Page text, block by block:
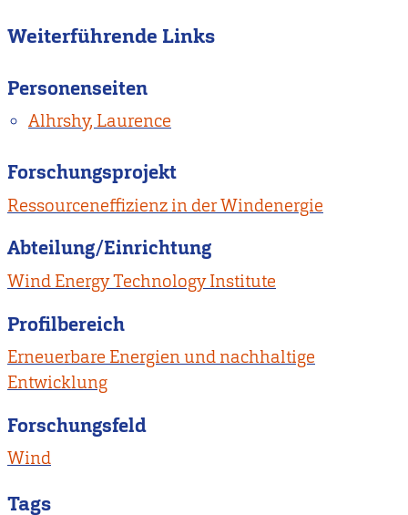
Weiterführende Links
Personenseiten
Alhrshy, Laurence
Forschungsprojekt
Ressourceneffizienz in der Windenergie
Abteilung/Einrichtung
Wind Energy Technology Institute
Profilbereich
Erneuerbare Energien und nachhaltige
Entwicklung
Forschungsfeld
Wind
Tags